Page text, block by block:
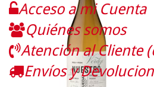
Acceso a mi Cuenta
Quiénes somos
Atención al Cliente
Envíos y